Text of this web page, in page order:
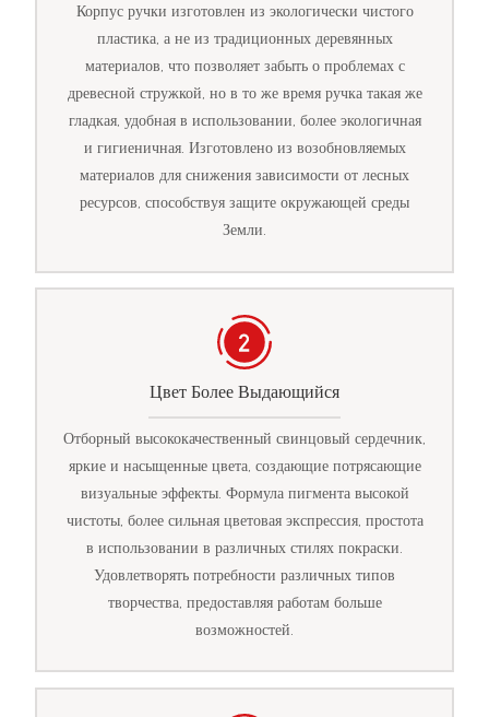
Корпус ручки изготовлен из экологически чистого
пластика, а не из традиционных деревянных
материалов, что позволяет забыть о проблемах с
древесной стружкой, но в то же время ручка такая же
гладкая, удобная в использовании, более экологичная
и гигиеничная. Изготовлено из возобновляемых
материалов для снижения зависимости от лесных
ресурсов, способствуя защите окружающей среды
Земли.
Цвет Более Выдающийся
Отборный высококачественный свинцовый сердечник,
яркие и насыщенные цвета, создающие потрясающие
визуальные эффекты. Формула пигмента высокой
чистоты, более сильная цветовая экспрессия, простота
в использовании в различных стилях покраски.
Удовлетворять потребности различных типов
творчества, предоставляя работам больше
возможностей.